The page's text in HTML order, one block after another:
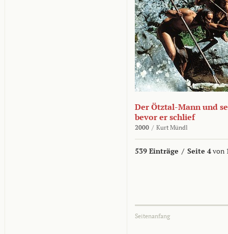
Der Ötztal-Mann und
bevor er schlief
2000 / Kurt Mündl
539 Einträge / Seite 4von
Seitenanfang